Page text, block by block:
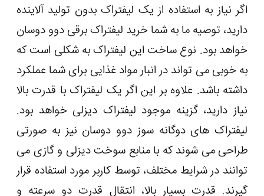
اگر نیاز به استفاده از یک لیفتراک بدون تولید آلاینده
دارید، توصیه ما به شما خرید لیفتراک برقی دوو دوسان
خواهد بود. نوع ساخت این لیفتراک به شکلی است که
به خوبی می تواند در انبار مواد غذایی برای شما عملکرد
داشته باشد. علاوه بر این اگر یک لیفتراک با قدرت بالا
نیاز دارید، گزینه موجود لیفتراک دیزلی خواهد بود.
لیفتراک های دوگانه سوز دوو دوسان نیز به صورتی
طراحی می شوند که با منابع سوخت دیزلی و گازی می
‌توانند در شرایط مختلف، توسط کاربر مورد استفاده قرار
گیرند. قدرت بسیار بالا، انتقال قدرت دو سرعته و